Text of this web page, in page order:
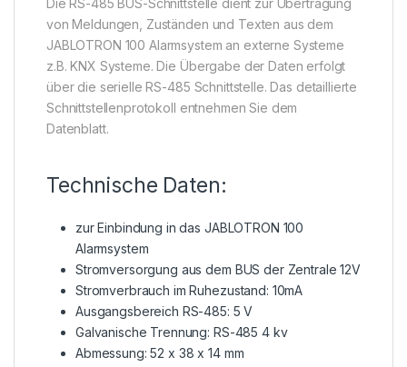
Die RS-485 BUS-Schnittstelle dient zur Übertragung
von Meldungen, Zuständen und Texten aus dem
JABLOTRON 100 Alarmsystem an externe Systeme
z.B. KNX Systeme. Die Übergabe der Daten erfolgt
über die serielle RS-485 Schnittstelle. Das detaillierte
Schnittstellenprotokoll entnehmen Sie dem
Datenblatt.
Technische Daten:
zur Einbindung in das JABLOTRON 100
Alarmsystem
Stromversorgung aus dem BUS der Zentrale 12V
Stromverbrauch im Ruhezustand: 10mA
Ausgangsbereich RS-485: 5 V
Galvanische Trennung: RS-485 4 kv
Abmessung: 52 x 38 x 14 mm